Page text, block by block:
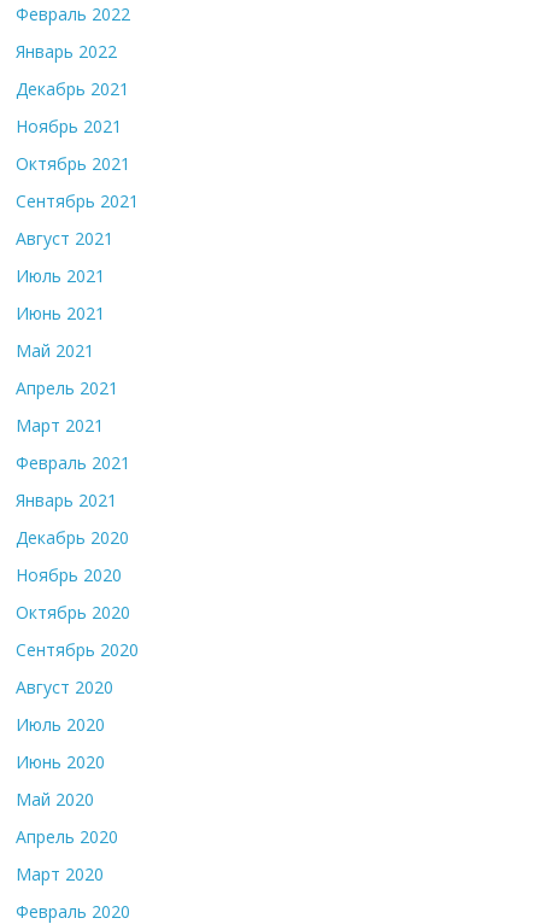
Февраль 2022
Январь 2022
Декабрь 2021
Ноябрь 2021
Октябрь 2021
Сентябрь 2021
Август 2021
Июль 2021
Июнь 2021
Май 2021
Апрель 2021
Март 2021
Февраль 2021
Январь 2021
Декабрь 2020
Ноябрь 2020
Октябрь 2020
Сентябрь 2020
Август 2020
Июль 2020
Июнь 2020
Май 2020
Апрель 2020
Март 2020
Февраль 2020